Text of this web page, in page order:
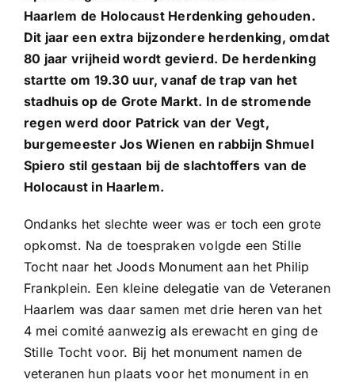
Haarlem de Holocaust Herdenking gehouden.
Dit jaar een extra bijzondere herdenking, omdat
80 jaar vrijheid wordt gevierd. De herdenking
startte om 19.30 uur, vanaf de trap van het
stadhuis op de Grote Markt. In de stromende
regen werd door Patrick van der Vegt,
burgemeester Jos Wienen en rabbijn Shmuel
Spiero stil gestaan bij de slachtoffers van de
Holocaust in Haarlem.
Ondanks het slechte weer was er toch een grote
opkomst. Na de toespraken volgde een Stille
Tocht naar het Joods Monument aan het Philip
Frankplein. Een kleine delegatie van de Veteranen
Haarlem was daar samen met drie heren van het
4 mei comité aanwezig als erewacht en ging de
Stille Tocht voor. Bij het monument namen de
veteranen hun plaats voor het monument in en